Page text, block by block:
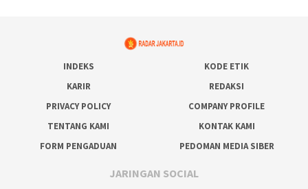
INDEKS
KODE ETIK
KARIR
REDAKSI
PRIVACY POLICY
COMPANY PROFILE
TENTANG KAMI
KONTAK KAMI
FORM PENGADUAN
PEDOMAN MEDIA SIBER
JARINGAN SOCIAL